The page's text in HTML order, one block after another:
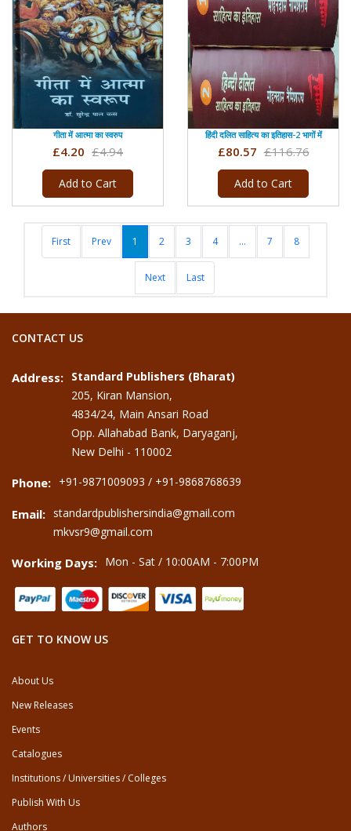
गीता में आत्मा का स्वरुप
£4.20 £4.94
Add to Cart
हिंदी दलित साहित्य का इतिहास-2 भागों में
£80.57 £116.76
Add to Cart
First Prev 1 2 3 4 ... 7 8
Next Last
CONTACT US
Address: Standard Publishers (Bharat)
205, Kiran Mansion,
4834/24, Main Ansari Road
Opp. Allahabad Bank, Daryaganj,
New Delhi - 110002
Phone: +91-9871009093 / +91-9868768639
Email: standardpublishersindia@gmail.com
mkvsr9@gmail.com
Working Days: Mon - Sat / 10:00AM - 7:00PM
GET TO KNOW US
About Us
New Releases
Events
Catalogues
Institutions / Universities / Colleges
Publish With Us
Authors